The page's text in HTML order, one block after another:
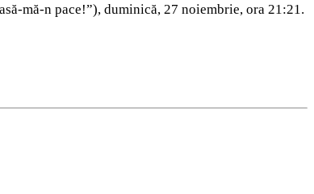
mă-n pace!”), duminică, 27 noiembrie, ora 21:21.